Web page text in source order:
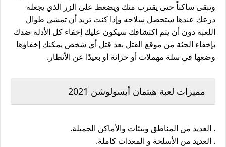
وتبقى ساكناً حتى يقترب منك ويضغط على الزر الذي يجعله
درعك عندها ستحصل سلاحه وإذا كنت تريد أن تمشي طوال
اللعبة دون أن يتم اكتشافك سيكون عليك إخفاء كل الأدلة ضدك
بإخفاء الجثة من موقع القتل بعد قتل أي شخص يمكنك إخفاؤها
وضعها في سلة مهملات أو خزانة أو بعيدًا عن الأنظار.
مميزات لعبة هيتمان أبسولوشن 2021
. العديد من المناطق وبيئات والأماكن الجميلة.
. العديد من الأسلحة و المعدات كاملة.